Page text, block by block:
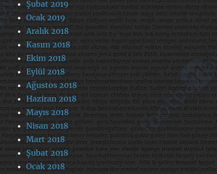
Şubat 2019
Ocak 2019
Aralık 2018
Kasım 2018
Ekim 2018
Eylül 2018
Ağustos 2018
Haziran 2018
Mayıs 2018
Nisan 2018
Mart 2018
Şubat 2018
Ocak 2018